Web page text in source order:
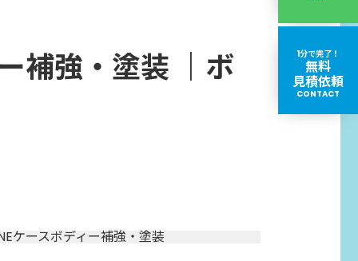
補強・塗装 ｜ボ
1分で完了！
無料
見積依頼
CONTACT